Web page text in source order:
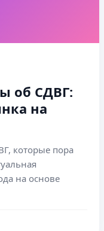
об СДВГ:
на
которые пора
на основе